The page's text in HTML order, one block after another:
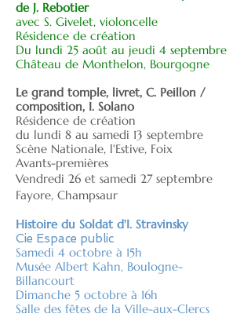
de J. Rebotier
avec S. Givelet, violoncelle
Résidence de création
Du lundi 25 août au jeudi 4 septembre
Château de Monthelon, Bourgogne
Le grand tomple, livret, C. Peillon /
composition, I. Solano
Résidence de création
du lundi 8 au samedi 13 septembre
Scène Nationale, l'Estive, Foix
Avants-premières
Vendredi 26 et samedi 27 septembre
Fayore, Champsaur
Histoire du Soldat d'I. Stravinsky
Cie Espace public
Samedi 4 octobre à 15h
Musée Albert Kahn, Boulogne-
Billancourt
Dimanche 5 octobre à 16h
Salle des fêtes de la Ville-aux-Clercs